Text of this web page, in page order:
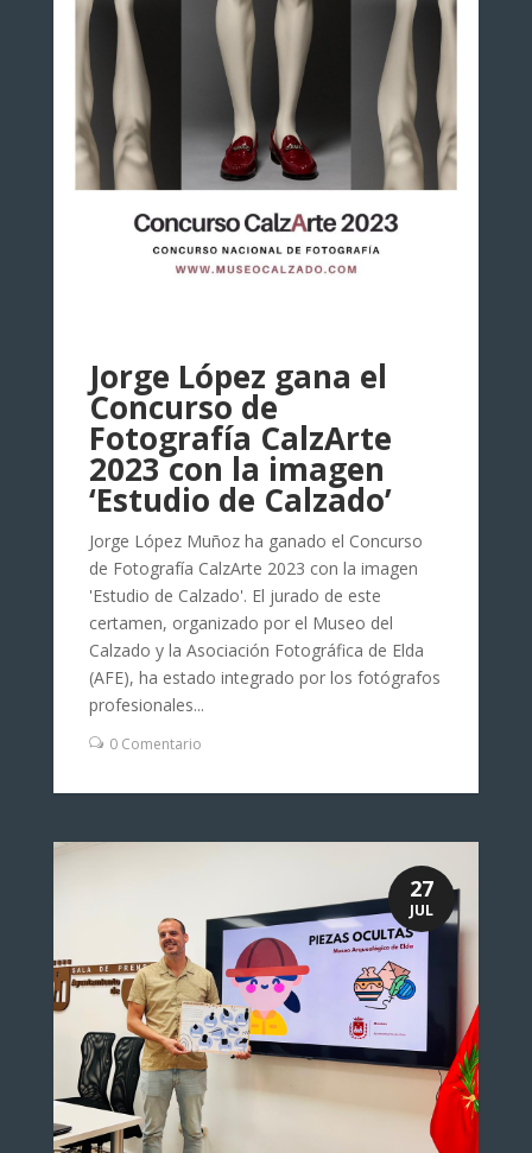
Jorge López gana el
Concurso de
Fotografía CalzArte
2023 con la imagen
‘Estudio de Calzado’
Jorge López Muñoz ha ganado el Concurso
de Fotografía CalzArte 2023 con la imagen
'Estudio de Calzado'. El jurado de este
certamen, organizado por el Museo del
Calzado y la Asociación Fotográfica de Elda
(AFE), ha estado integrado por los fotógrafos
profesionales...
0 Comentario
27
JUL